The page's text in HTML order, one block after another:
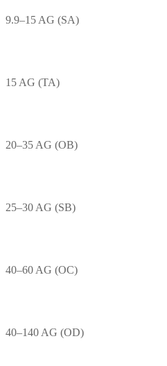
9.9–15 AG (SA)
15 AG (TA)
20–35 AG (OB)
25–30 AG (SB)
40–60 AG (OC)
40–140 AG (OD)